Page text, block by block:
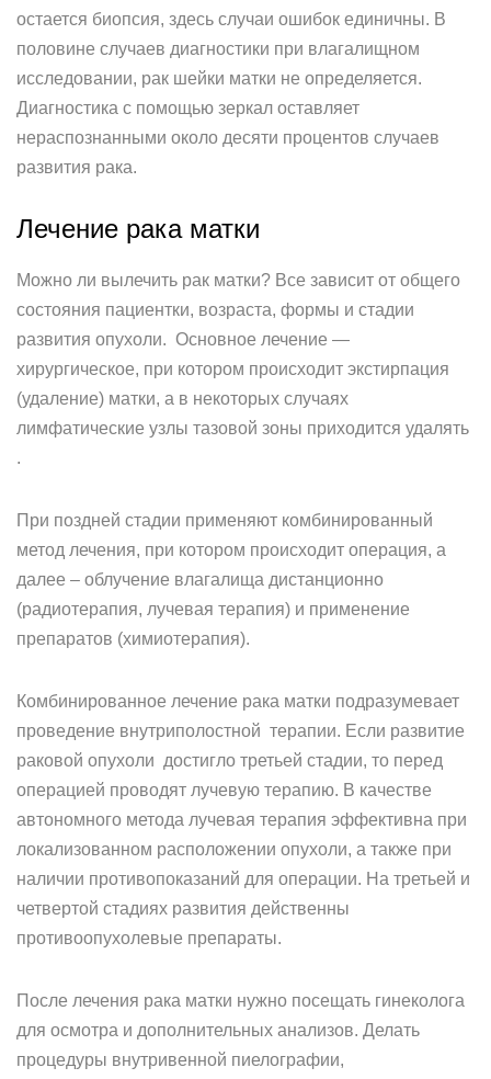
остается биопсия, здесь случаи ошибок единичны. В
половине случаев диагностики при влагалищном
исследовании, рак шейки матки не определяется.
Диагностика с помощью зеркал оставляет
нераспознанными около десяти процентов случаев
развития рака.
Лечение рака матки
Можно ли вылечить рак матки? Все зависит от общего
состояния пациентки, возраста, формы и стадии
развития опухоли. Основное лечение —
хирургическое, при котором происходит экстирпация
(удаление) матки, а в некоторых случаях
лимфатические узлы тазовой зоны приходится удалять
.
При поздней стадии применяют комбинированный
метод лечения, при котором происходит операция, а
далее – облучение влагалища дистанционно
(радиотерапия, лучевая терапия) и применение
препаратов (химиотерапия).
Комбинированное лечение рака матки подразумевает
проведение внутриполостной терапии. Если развитие
раковой опухоли достигло третьей стадии, то перед
операцией проводят лучевую терапию. В качестве
автономного метода лучевая терапия эффективна при
локализованном расположении опухоли, а также при
наличии противопоказаний для операции. На третьей и
четвертой стадиях развития действенны
противоопухолевые препараты.
После лечения рака матки нужно посещать гинеколога
для осмотра и дополнительных анализов. Делать
процедуры внутривенной пиелографии,